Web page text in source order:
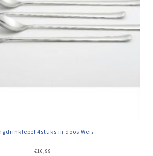
4stuks in doos Weis
€16,99